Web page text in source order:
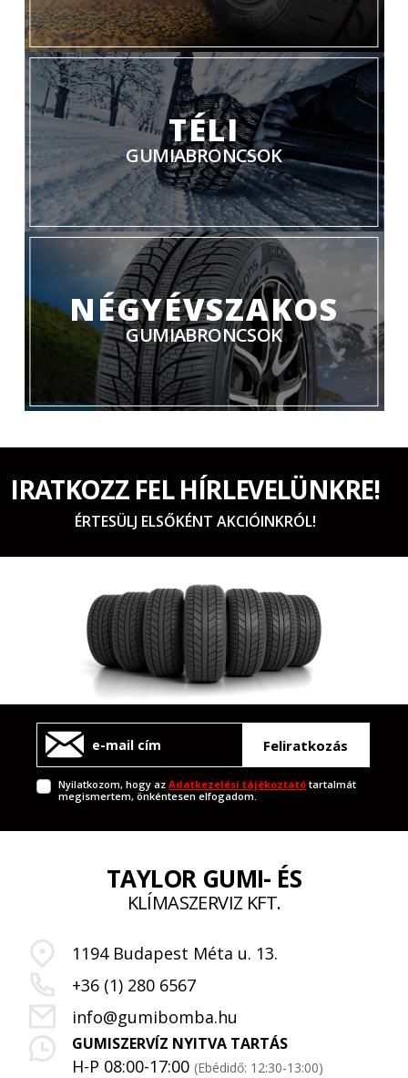
TÉLI
GUMIABRONCSOK
NÉGYÉVSZAKOS
GUMIABRONCSOK
IRATKOZZ FEL HÍRLEVELÜNKRE!
ÉRTESÜLJ ELSŐKÉNT AKCIÓINKRÓL!
Feliratkozás
Nyilatkozom, hogy azAdatkezelési tájékoztató tartalmát
megismertem, önkéntesen elfogadom.
TAYLOR GUMI- ÉS
KLÍMASZERVIZ KFT.
1194 Budapest Méta u. 13.
+36 (1) 280 6567
info@gumibomba.hu
GUMISZERVÍZ NYITVA TARTÁS
H-P 08:00-17:00 (Ebédidő: 12:30-13:00)